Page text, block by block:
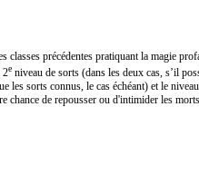
précédentes pratiquant la magie
2e niveau de sorts (dans les deux cas, s’il
sorts connus, le cas échéant) et le
chance de repousser ou d'intimider les